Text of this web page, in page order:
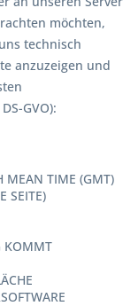
möchten,
technisch
anzuzeigen und
GVO):
MEAN TIME (GMT)
SEITE)
KOMMT